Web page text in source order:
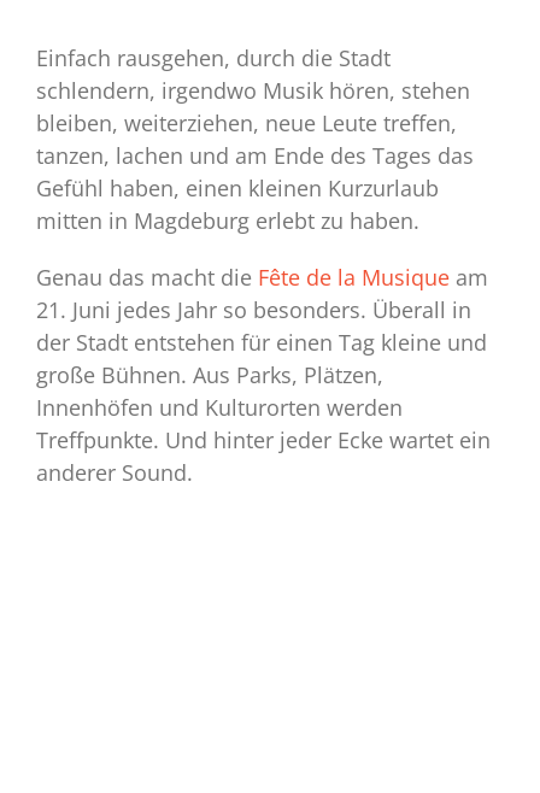
Einfach rausgehen, durch die Stadt
schlendern, irgendwo Musik hören, stehen
bleiben, weiterziehen, neue Leute treffen,
tanzen, lachen und am Ende des Tages das
Gefühl haben, einen kleinen Kurzurlaub
mitten in Magdeburg erlebt zu haben.
Genau das macht die Fête de la Musiqueam
21. Juni jedes Jahr so besonders. Überall in
der Stadt entstehen für einen Tag kleine und
große Bühnen. Aus Parks, Plätzen,
Innenhöfen und Kulturorten werden
Treffpunkte. Und hinter jeder Ecke wartet ein
anderer Sound.